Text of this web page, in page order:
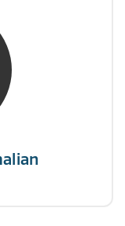
niet kunt
van je